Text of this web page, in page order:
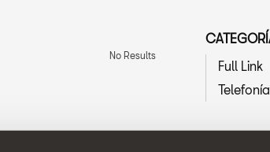
No Results
Full Link
Telefonía